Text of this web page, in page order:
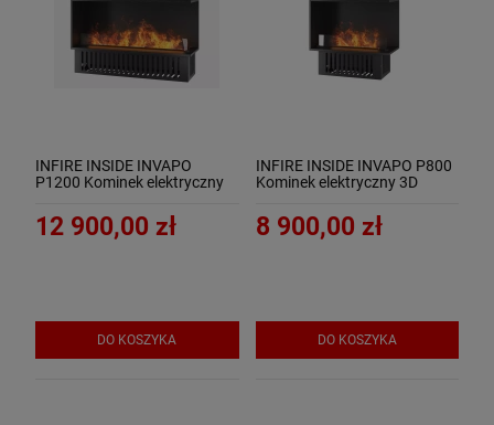
INFIRE INSIDE INVAPO
P1200 Kominek elektryczny
12 900,00 zł
DO KOSZYKA
INFIRE INSIDE INVAPO P800
Kominek elektryczny 3D
8 900,00 zł
DO KOSZYKA